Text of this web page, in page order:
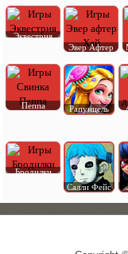
Эквестрия
Эвер Афтер
Пеппа Рапунцель
Бродилки
Салли Фейс